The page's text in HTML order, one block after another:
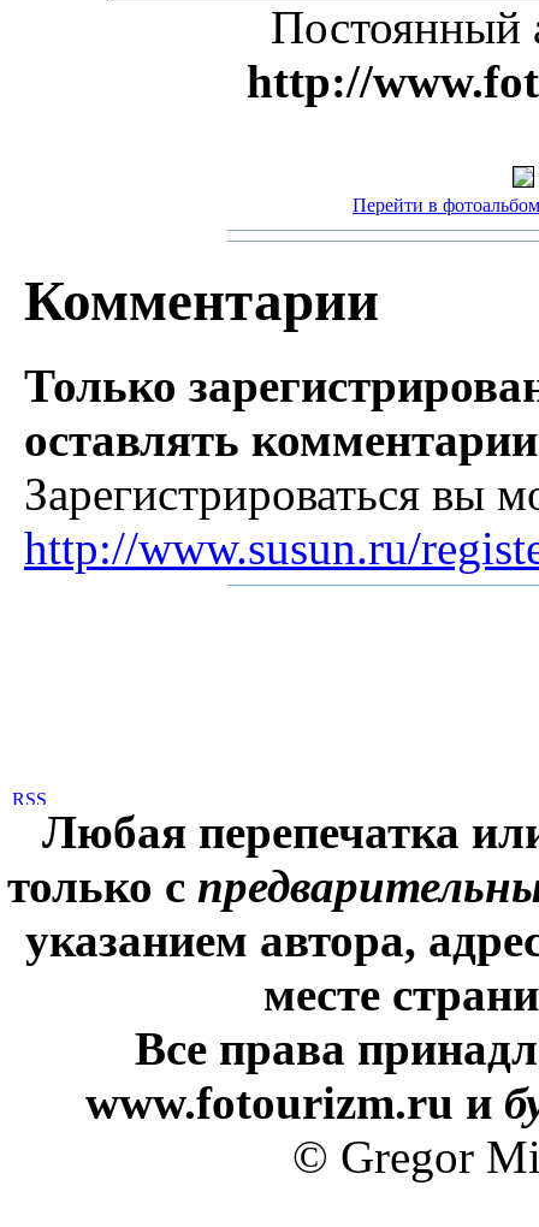
Постоянный
http://
Перейти в
Комментарии
Только
оставлять
Зарегистрироваться вы
http://www.susun.ru/
Любая перепечатка
только с
указанием автора,
месте
Все права
www.fotourizm.ru и
© Gregor